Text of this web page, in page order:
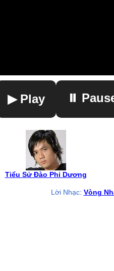
▶
▶ Play ⏸
Tiểu Sử Đào Phi Dương
Lời Nhạc: Vòng